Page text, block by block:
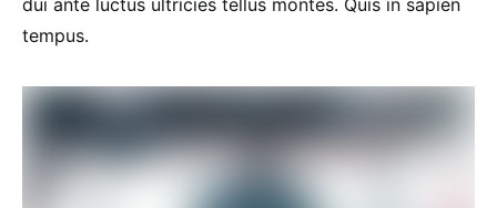
dui ante luctus ultricies tellus montes. Quis in sapien
tempus.